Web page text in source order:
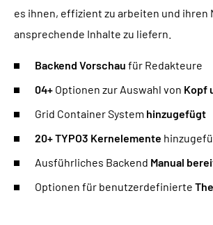
es ihnen, effizient zu arbeiten und ihren
ansprechende Inhalte zu liefern.
Backend Vorschau für Redakteure
04+ Optionen zur Auswahl von Kopf
Grid Container System hinzugefügt
20+ TYPO3 Kernelemente
Ausführliches Backend Manual
Optionen für benutzerdefinierte